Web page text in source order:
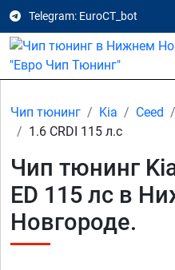
Telegram: EuroCT_bot
Чип тюнинг Kia Ceed
1.6 CRDI 115 л.с
Чип тюнинг
ED 115 лс в
Новгороде.